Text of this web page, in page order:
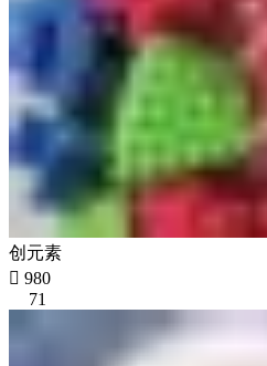
创元素
 980
71